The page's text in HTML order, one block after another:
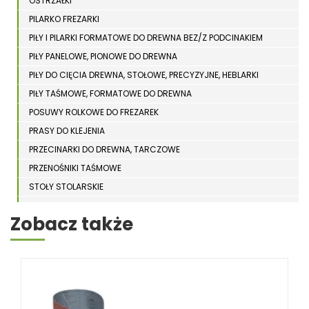
PILARKO FREZARKI
PIŁY I PILARKI FORMATOWE DO DREWNA BEZ/Z PODCINAKIEM
PIŁY PANELOWE, PIONOWE DO DREWNA
PIŁY DO CIĘCIA DREWNA, STOŁOWE, PRECYZYJNE, HEBLARKI
PIŁY TAŚMOWE, FORMATOWE DO DREWNA
POSUWY ROLKOWE DO FREZAREK
PRASY DO KLEJENIA
PRZECINARKI DO DREWNA, TARCZOWE
PRZENOŚNIKI TAŚMOWE
STOŁY STOLARSKIE
STRUGARKI DO DREWNA
STOJAKI HOLZSTAR
KRAWĘDZIOWE
Zobacz także